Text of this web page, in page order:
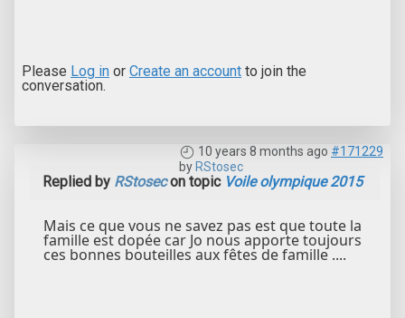
Please Log in or Create an account to join the
conversation.
10 years 8 months ago #171229
by RStosec
Replied by RStosecon topic Voile olympique 2015
Mais ce que vous ne savez pas est que toute la
famille est dopée car Jo nous apporte toujours
ces bonnes bouteilles aux fêtes de famille ....